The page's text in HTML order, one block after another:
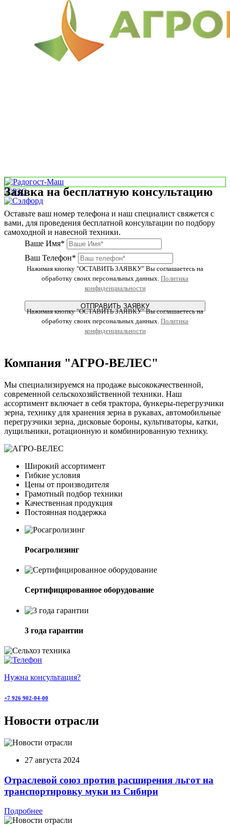
Заявка на бесплатную консультацию
Оставьте ваш номер телефона и наш специалист свяжется с
вами, для проведения бесплатной консультации по подбору
самоходной и навесной техники.
Ваше Имя*
Ваш Телефон*
Нажимая кнопку "ОСТАВИТЬ ЗАЯВКУ" Вы соглашаетесь на
обработку своих персональных данных. Политика
конфиденциальности
ОТПРАВИТЬ ЗАЯВКУ
Нажимая кнопку "ОСТАВИТЬ ЗАЯВКУ" Вы соглашаетесь на
обработку своих персональных данных. Политика
конфиденциальности
Компания "АГРО-ВЕЛЕС"
Мы специализируемся на продаже высококачественной,
современной сельскохозяйственной техники. Наш
ассортимент включает в себя трактора, бункеры-перегрузчики
зерна, технику для хранения зерна в рукавах, автомобильные
перегрузчики зерна, дисковые бороны, культиваторы, катки,
лущильники, ротационную и комбинированную технику.
Широкий ассортимент
Гибкие условия
Цены от производителя
Грамотный подбор техники
Качественная продукция
Постоянная поддержка
Росагролизинг
Сертифицированное оборудование
3 года гарантии
Нужна консультация?
+7 926 902-04-00
Новости отрасли
27 августа 2024
Отраслевой союз против расширения льгот на
транспортировку муки из Сибири
Подробнее